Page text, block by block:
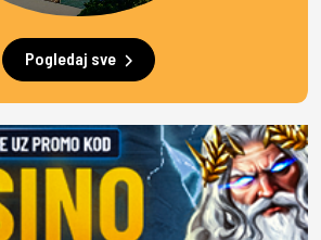
Pogledaj sve